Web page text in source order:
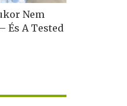
Nem
És A Tested